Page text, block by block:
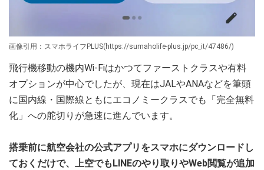
画像引用：スマホライフPLUS(https://sumaholife-plus.jp/pc_it/47486/)
飛行機移動の機内Wi-Fiはかつてファーストクラスや有料
オプションが中心でしたが、現在はJALやANAなどを筆頭
に国内線・国際線ともにエコノミークラスでも「完全無料
化」への舵切りが急速に進んでいます。
搭乗前に航空会社の公式アプリをスマホにダウンロードし
ておくだけで、上空でもLINEのやり取りやWeb閲覧が追加